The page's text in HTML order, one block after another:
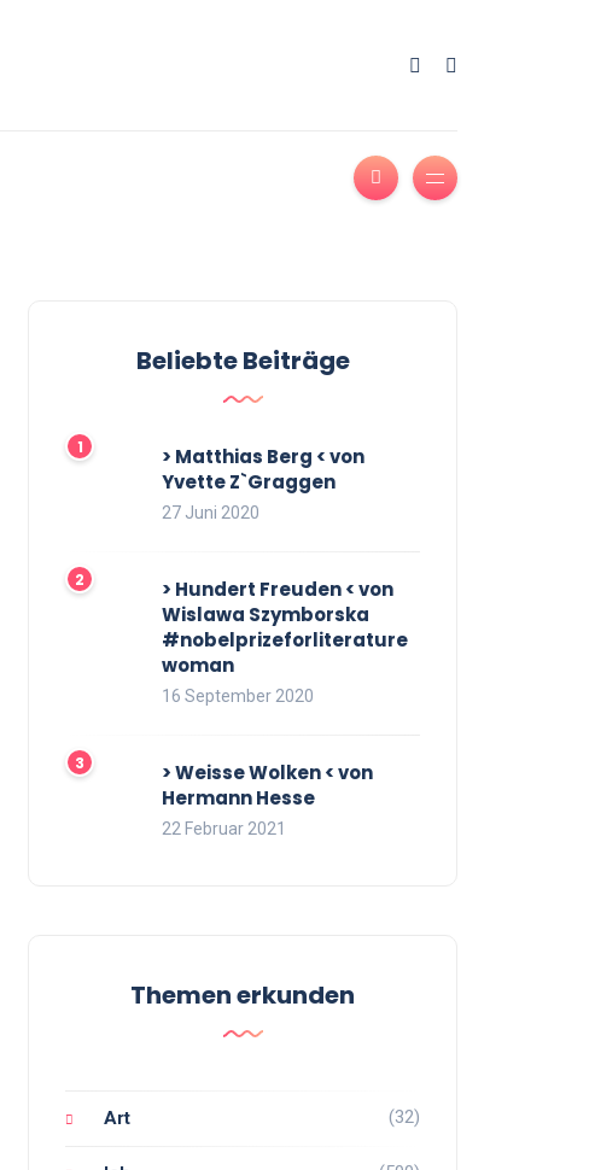
Beliebte Beiträge
> Matthias Berg < von
Yvette Z`Graggen
27 Juni 2020
> Hundert Freuden < von
Wislawa Szymborska
#nobelprizeforliterature
woman
16 September 2020
> Weisse Wolken < von
Hermann Hesse
22 Februar 2021
Themen erkunden
Art (32)